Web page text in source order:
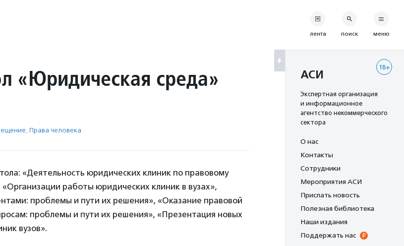
«Юридическая среда»
, Права человека
«Деятельность юридических клиник по правовому
работы юридических клиник в вузах»,
проблемы и пути их решения», «Оказание правовой
проблемы и пути их решения», «Презентация новых
вузов».
лента поиск меню
18+
АСИ
Экспертная организация
и информационное
агентство некоммерческого
сектора
О нас
Контакты
Сотрудники
Мероприятия АСИ
Прислать новость
Полезная библиотека
Наши издания
Поддержать нас